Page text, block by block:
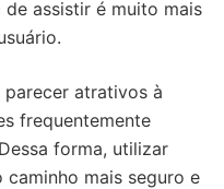
de assistir é muito mais
atrativos à
frequentemente
forma, utilizar
mais seguro e